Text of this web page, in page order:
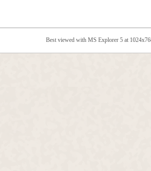
Best viewed with MS Explorer 5 at